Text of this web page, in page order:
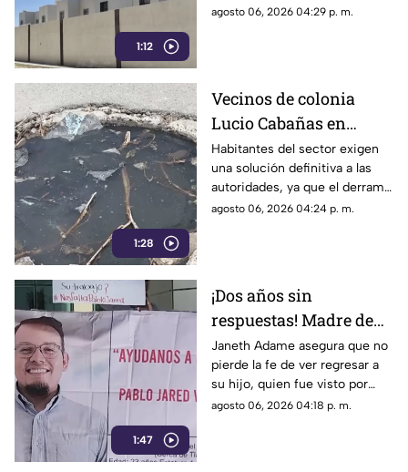
1:12
considerablemente la edad en
agosto 06, 2026 04:29 p. m.
1:28
Vecinos de colonia
Lucio Cabañas en
Lerdo exigen a SAPAL
reparar constante brote
de aguas negras
Habitantes del sector exigen
una solución definitiva a las
autoridades, ya que el derrame
representa un grave foco de
agosto 06, 2026 04:24 p. m.
1:47
¡Dos años sin
respuestas! Madre de
Pablo Jared mantiene
la esperanza de
encontrarlo con vida
Janeth Adame asegura que no
pierde la fe de ver regresar a
su hijo, quien fue visto por
última vez el 30 de julio de
agosto 06, 2026 04:18 p. m.